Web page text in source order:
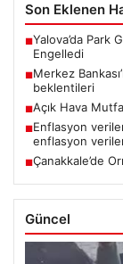
Son Eklenen
■Yalova’da Park
Engelledi
■Merkez
beklentileri
■Açık Hava
■Enflasyon
enflasyon
■Çanakkale’de
Güncel